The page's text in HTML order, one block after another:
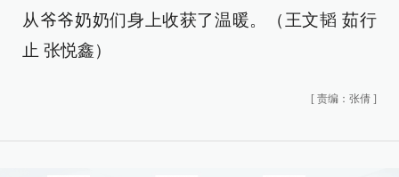
从爷爷奶奶们身上收获了温暖。（王文韬 茹行
止 张悦鑫）
[ 责编：张倩 ]